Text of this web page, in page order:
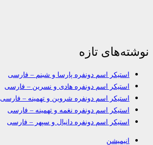
نوشته‌های تازه
استیکر اسم دونفره پارسا و شبنم – فارسی
استیکر اسم دونفره هادی و نسرین – فارسی
استیکر اسم دونفره شروین و تهمینه – فارسی
استیکر اسم دونفره نغمه و تهمینه – فارسی
استیکر اسم دونفره دانیال و سپهر – فارسی
انیمیشن